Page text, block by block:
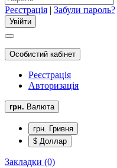
Реєстрація | Забули пароль?
Особистий кабінет
Реєстрація
Авторизація
грн. Валюта
грн. Гривня
$ Доллар
Закладки (0)